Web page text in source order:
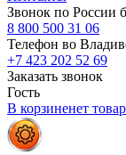
Звонок по России
8 800 500 31 06
Телефон во
+7 423 202 52 69
Заказать звонок
Гость
В корзиненет